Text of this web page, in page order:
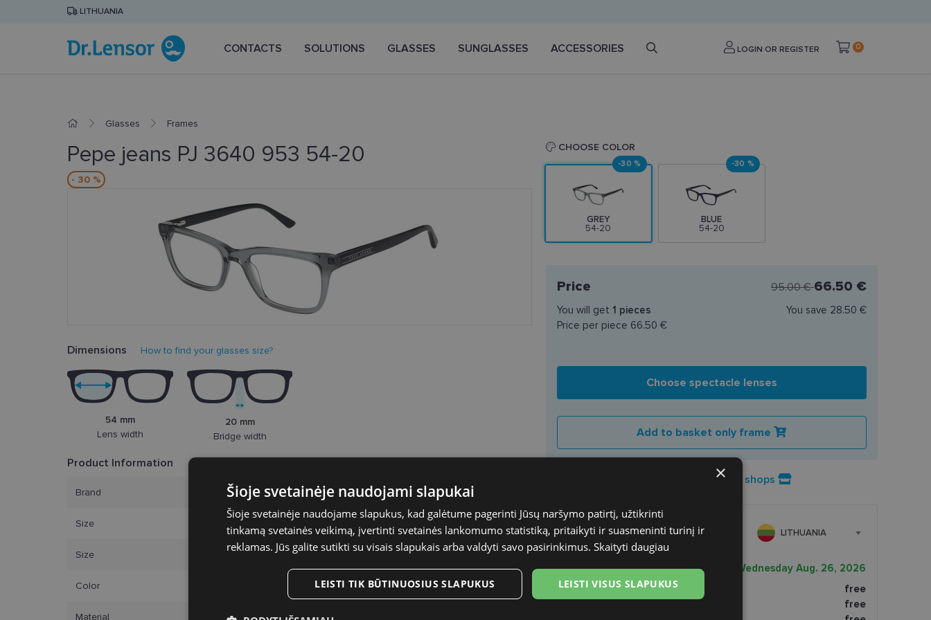
LITHUANIA
CONTACTS SOLUTIONS GLASSES SUNGLASSES ACCESSORIES LOGIN OR REGISTER 0
Glasses Frames
Pepe jeans PJ 3640 953 54-20
- 30 %
Dimensions How to find your glasses size?
54 mm
Lens width
20 mm
Bridge width
Product Information
Brand PEPE JEANS
Size 54-20
Size L
Color grey
Material Plastic
CHOOSE COLOR
GREY
54-20
-30 %
BLUE
54-20
-30 %
Price 95.00 €66.50 €
You will get 1 pieces
Price per piece 66.50 €
You save 28.50 €
Choose spectacle lenses
Add to basket only frame
Product availability in shops
SHIPPING LITHUANIA
Planned delivery date
Wednesday Aug. 26, 2026
Shop LT
free
free
×
Šioje svetainėje naudojami slapukai
Šioje svetainėje naudojame slapukus, kad galėtume pagerinti Jūsų naršymo patirtį, užtikrinti
tinkamą svetainės veikimą, įvertinti svetainės lankomumo statistiką, pritaikyti ir suasmeninti turinį ir
reklamas. Jūs galite sutikti su visais slapukais arba valdyti savo pasirinkimus. Skaityti daugiau
LEISTI VISUS SLAPUKUS
LEISTI TIK BŪTINUOSIUS SLAPUKUS